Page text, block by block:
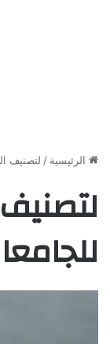
الرئيسية / لتصنيف